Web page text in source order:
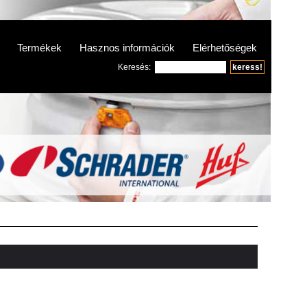
Termékek Hasznos információk Elérhetőségek
Keresés: